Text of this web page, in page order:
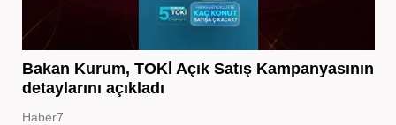
Bakan Kurum, TOKİ Açık Satış Kampanyasının
detaylarını açıkladı
Haber7